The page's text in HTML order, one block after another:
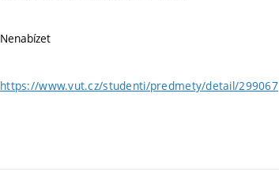
Nenabízet
https://www.vut.cz/studenti/predmety/detail/299067